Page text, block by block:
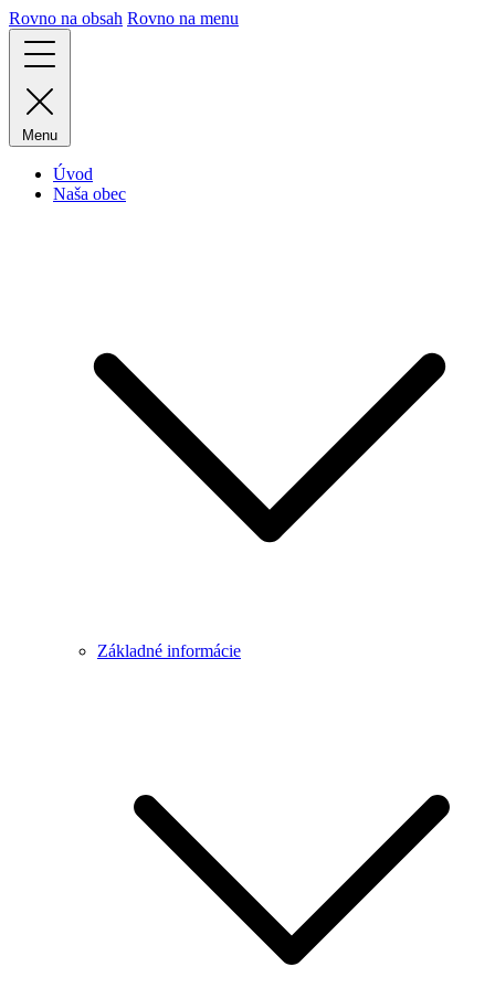
Rovno na obsah Rovno na menu
Menu
Úvod
Naša obec
Základné informácie